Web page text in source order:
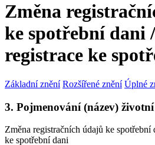
Změna
ke spotřební dani
registrace ke
Základní znění Rozšířené znění Úplné
3. Pojmenování (název) životní
Změna registračních údajů ke spotřební
ke spotřební dani